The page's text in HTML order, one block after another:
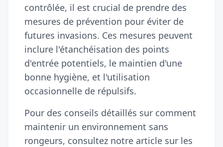
contrôlée, il est crucial de prendre des
mesures de prévention pour éviter de
futures invasions. Ces mesures peuvent
inclure l'étanchéisation des points
d'entrée potentiels, le maintien d'une
bonne hygiène, et l'utilisation
occasionnelle de répulsifs.
Pour des conseils détaillés sur comment
maintenir un environnement sans
rongeurs, consultez notre article sur les